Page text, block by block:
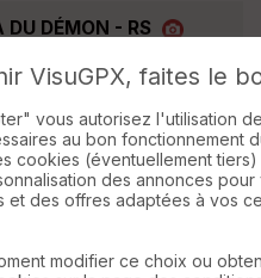
DÉMON - RS
184 km 3170 m
automne du 01/100au 31/12
Officiel 03/11/2024 ⚠️ 12Km
- 3100 D+ »
CAILHAU-
Belvèze-du-Razès
VisuGPX, faites le
vous autorisez l'utilisation
au bon fonctionnement
cookies (éventuellement
des annonces pour
et des offres adaptées à vos
modifier ce choix ou